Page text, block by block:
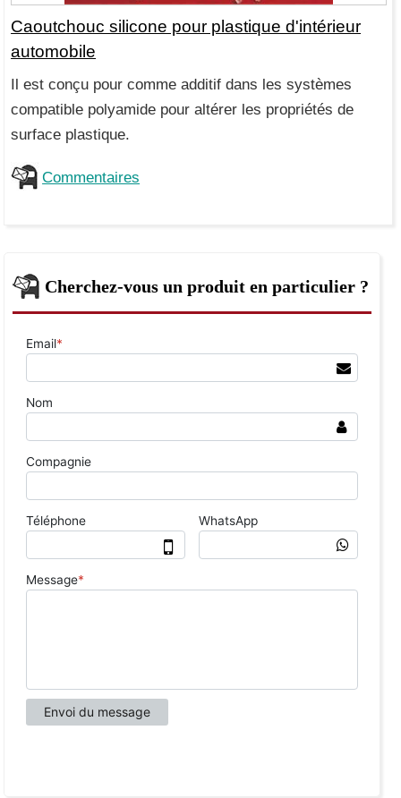
Caoutchouc silicone pour plastique d'intérieur
automobile
Il est conçu pour comme additif dans les systèmes
compatible polyamide pour altérer les propriétés de
surface plastique.
Commentaires
Cherchez-vous un produit en particulier ?